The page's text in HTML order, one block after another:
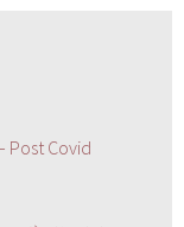
Post Covid